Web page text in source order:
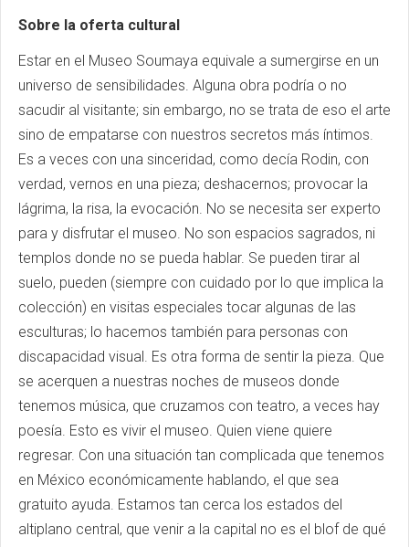
Sobre la oferta cultural
Estar en el Museo Soumaya equivale a sumergirse en un
universo de sensibilidades. Alguna obra podría o no
sacudir al visitante; sin embargo, no se trata de eso el arte
sino de empatarse con nuestros secretos más íntimos.
Es a veces con una sinceridad, como decía Rodin, con
verdad, vernos en una pieza; deshacernos; provocar la
lágrima, la risa, la evocación. No se necesita ser experto
para y disfrutar el museo. No son espacios sagrados, ni
templos donde no se pueda hablar. Se pueden tirar al
suelo, pueden (siempre con cuidado por lo que implica la
colección) en visitas especiales tocar algunas de las
esculturas; lo hacemos también para personas con
discapacidad visual. Es otra forma de sentir la pieza. Que
se acerquen a nuestras noches de museos donde
tenemos música, que cruzamos con teatro, a veces hay
poesía. Esto es vivir el museo. Quien viene quiere
regresar. Con una situación tan complicada que tenemos
en México económicamente hablando, el que sea
gratuito ayuda. Estamos tan cerca los estados del
altiplano central, que venir a la capital no es el blof de qué